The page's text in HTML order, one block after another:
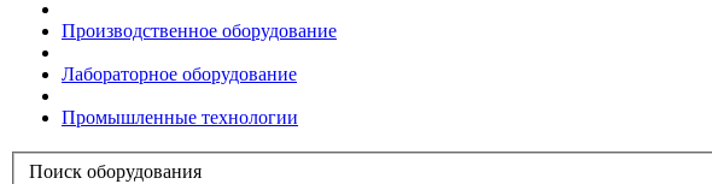
Производственное оборудование
Лабораторное оборудование
Промышленные технологии
Поиск оборудования